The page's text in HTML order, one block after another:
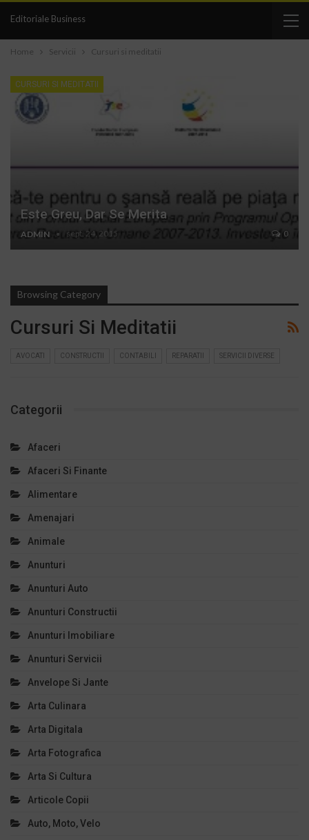
Editoriale Business
Home Servicii Cursuri si meditatii
CURSURI SI MEDITATII
Este Greu, Dar Se Merita
ADMIN sept. 24, 2015 0
Browsing Category
Cursuri Si Meditatii
AVOCATI CONSTRUCTII CONTABILI REPARATII SERVICII DIVERSE
Categorii
Afaceri
Afaceri Si Finante
Alimentare
Amenajari
Animale
Anunturi
Anunturi Auto
Anunturi Constructii
Anunturi Imobiliare
Anunturi Servicii
Anvelope Si Jante
Arta Culinara
Arta Digitala
Arta Fotografica
Arta Si Cultura
Articole Copii
Auto, Moto, Velo